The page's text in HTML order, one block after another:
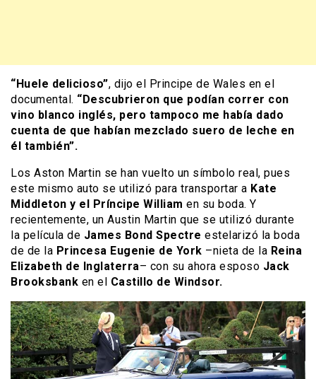
“Huele delicioso”, dijo el Principe de Wales en el
documental. “Descubrieron que podían correr con
vino blanco inglés, pero tampoco me había dado
cuenta de que habían mezclado suero de leche en
él también”.
Los Aston Martin se han vuelto un símbolo real, pues
este mismo auto se utilizó para transportar a Kate
Middleton y el Príncipe William en su boda. Y
recientemente, un Austin Martin que se utilizó durante
la película de James Bond Spectre estelarizó la boda
de de la Princesa Eugenie de York –nieta de la Reina
Elizabeth de Inglaterra– con su ahora esposo Jack
Brooksbank en el Castillo de Windsor.